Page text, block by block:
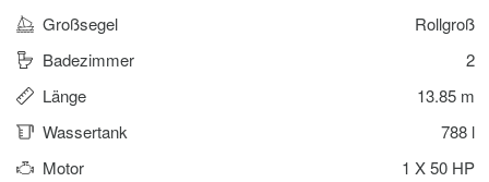
Großsegel
Rollgroß
Badezimmer
2
Länge
13.85 m
Wassertank
788 l
Motor
1 X 50 HP